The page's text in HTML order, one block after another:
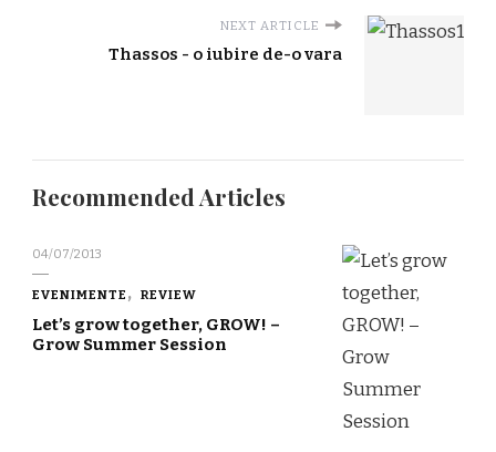
NEXT ARTICLE
Thassos - o iubire de-o vara
Recommended Articles
04/07/2013
EVENIMENTE REVIEW
Let’s grow together, GROW! –
Grow Summer Session